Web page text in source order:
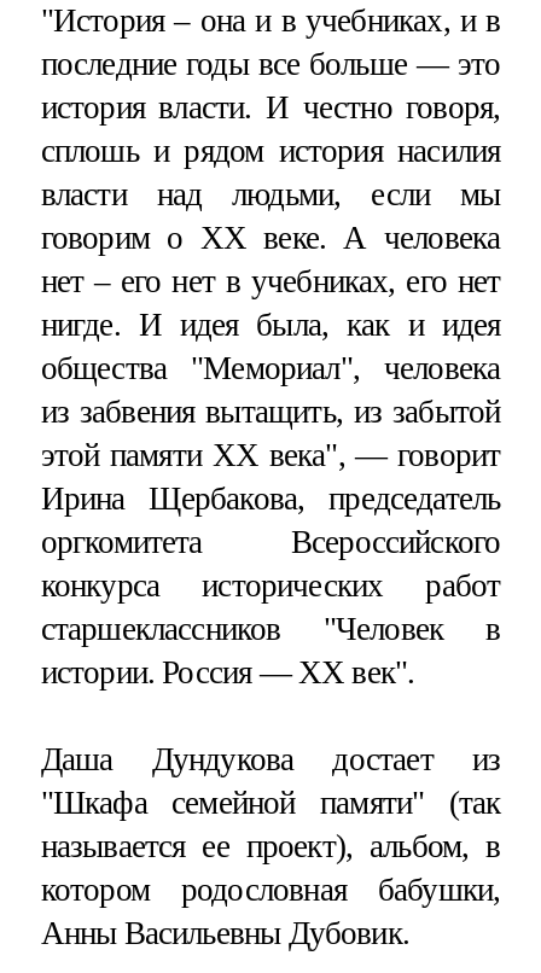
"История – она и в учебниках, и в
последние годы все больше — это
история власти. И честно говоря,
сплошь и рядом история насилия
власти над людьми, если мы
говорим о XX веке. А человека
нет – его нет в учебниках, его нет
нигде. И идея была, как и идея
общества "Мемориал", человека
из забвения вытащить, из забытой
этой памяти XX века", — говорит
Ирина Щербакова, председатель
оргкомитета Всероссийского
конкурса исторических работ
старшеклассников "Человек в
истории. Россия — XX век".
Даша Дундукова достает из
"Шкафа семейной памяти" (так
называется ее проект), альбом, в
котором родословная бабушки,
Анны Васильевны Дубовик.